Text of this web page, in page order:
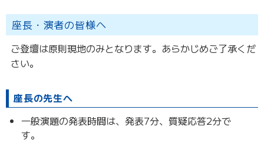
座長・演者の皆様へ
ご登壇は原則現地のみとなります。あらかじめご了承くだ
さい。
座長の先生へ
一般演題の発表時間は、発表7分、質疑応答2分で
す。